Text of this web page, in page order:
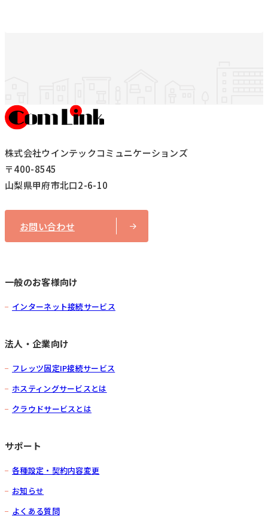
株式会社ウインテックコミュニケーションズ
〒400-8545
山梨県甲府市北口2-6-10
お問い合わせ
一般のお客様向け
インターネット接続サービス
法人・企業向け
フレッツ固定IP接続サービス
ホスティングサービスとは
クラウドサービスとは
サポート
各種設定・契約内容変更
お知らせ
よくある質問